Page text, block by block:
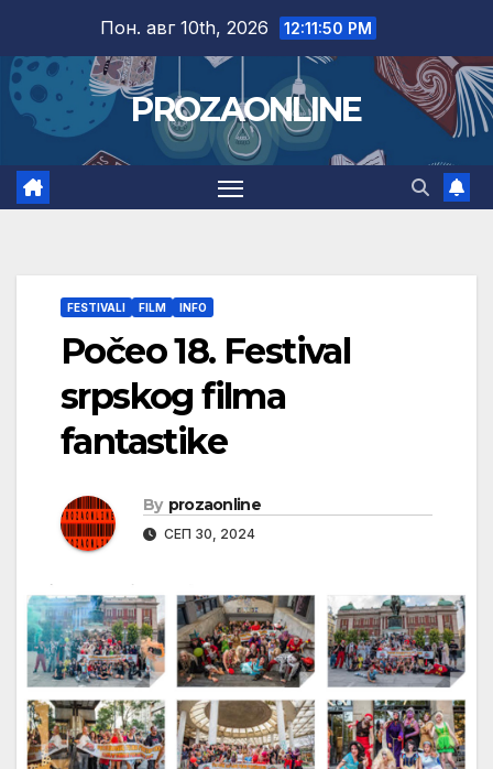
content
Пон. авг 10th, 2026 12:11:51 PM
PROZAONLINE
FESTIVALI FILM INFO
Počeo 18. Festival
srpskog filma
fantastike
By prozaonline
СЕП 30, 2024